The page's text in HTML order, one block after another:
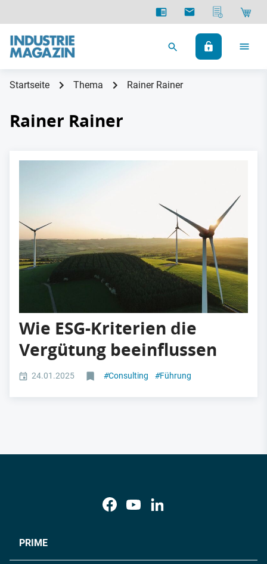
Startseite Thema Rainer Rainer
Rainer Rainer
Wie ESG-Kriterien die
Vergütung beeinflussen
24.01.2025 #Consulting #Führung
PRIME